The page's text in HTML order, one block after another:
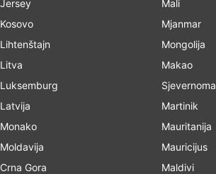
Jersey
Kosovo
Lihtenštajn
Litva
Luksemburg
Latvija
Monako
Moldavija
Crna Gora
Mali
Mjanmar
Mongolija
Makao
Martinik
Mauritanija
Mauricijus
Maldivi